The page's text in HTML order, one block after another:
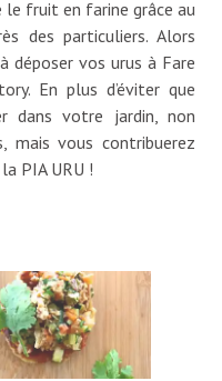
le fruit en farine grâce au
des particuliers. Alors
déposer vos urus à Fare
En plus d’éviter que
dans votre jardin, non
mais vous contribuerez
PIA URU !